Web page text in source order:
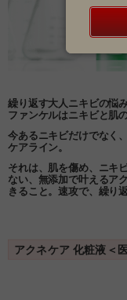
繰り返す大人ニキビの悩
ファンケルはニキビと肌
今あるニキビだけでなく、
ケアライン。
それは、肌を傷め、ニキ
ない、無添加で叶えるア
きること。速攻で、繰り
アクネケア 化粧液＜